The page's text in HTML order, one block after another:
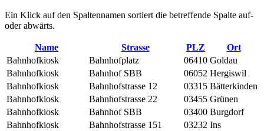
Ein Klick auf den Spaltennamen sortiert die betreffende Spalte auf-
oder abwärts.
Name Strasse PLZ
Ort
Bahnhofkiosk
Bahnhofplatz 06410 Goldau
Bahnhofkiosk
Bahnhof SBB 06052 Hergiswil
Bahnhofkiosk
Bahnhofstrasse 12 03315 Bätterkinden
Bahnhofkiosk
Bahnhofstrasse 22 03455 Grünen
Bahnhofkiosk
Bahnhof SBB 03400 Burgdorf
Bahnhofkiosk
Bahnhofstrasse 151 03232 Ins